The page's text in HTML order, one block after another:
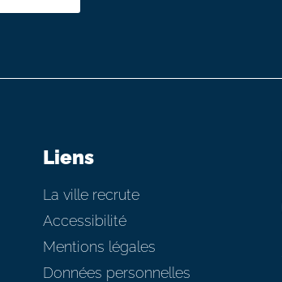
Liens
La ville recrute
Accessibilité
Mentions légales
Données personnelles